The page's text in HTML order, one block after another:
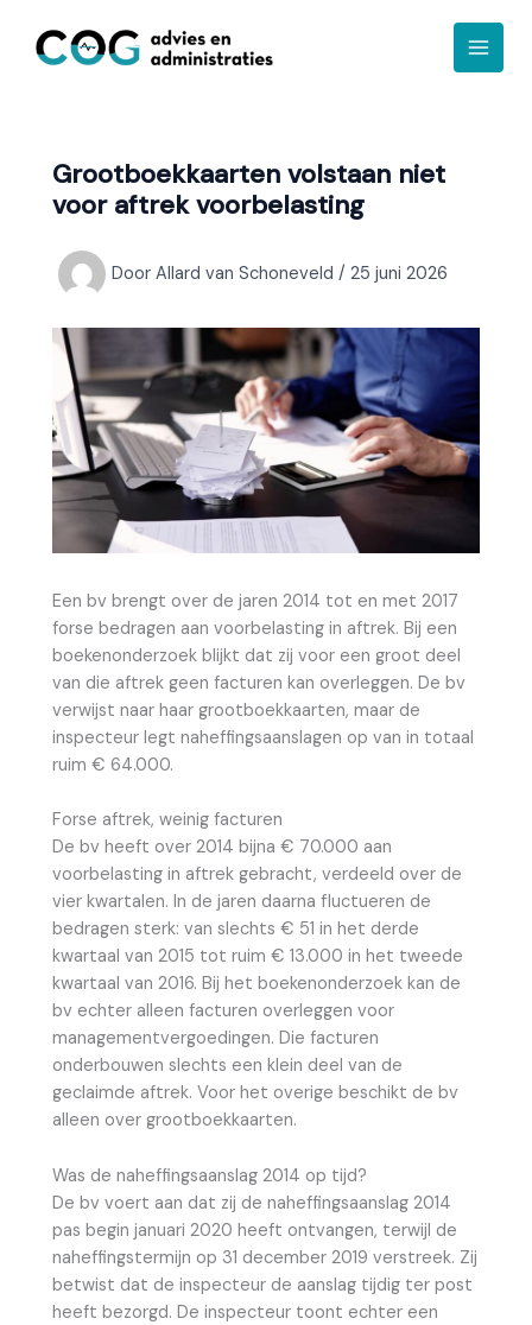
Grootboekkaarten volstaan niet
voor aftrek voorbelasting
Door Allard van Schoneveld / 25 juni 2026
Een bv brengt over de jaren 2014 tot en met 2017
forse bedragen aan voorbelasting in aftrek. Bij een
boekenonderzoek blijkt dat zij voor een groot deel
van die aftrek geen facturen kan overleggen. De bv
verwijst naar haar grootboekkaarten, maar de
inspecteur legt naheffingsaanslagen op van in totaal
ruim € 64.000.
Forse aftrek, weinig facturen
De bv heeft over 2014 bijna € 70.000 aan
voorbelasting in aftrek gebracht, verdeeld over de
vier kwartalen. In de jaren daarna fluctueren de
bedragen sterk: van slechts € 51 in het derde
kwartaal van 2015 tot ruim € 13.000 in het tweede
kwartaal van 2016. Bij het boekenonderzoek kan de
bv echter alleen facturen overleggen voor
managementvergoedingen. Die facturen
onderbouwen slechts een klein deel van de
geclaimde aftrek. Voor het overige beschikt de bv
alleen over grootboekkaarten.
Was de naheffingsaanslag 2014 op tijd?
De bv voert aan dat zij de naheffingsaanslag 2014
pas begin januari 2020 heeft ontvangen, terwijl de
naheffingstermijn op 31 december 2019 verstreek. Zij
betwist dat de inspecteur de aanslag tijdig ter post
heeft bezorgd. De inspecteur toont echter een